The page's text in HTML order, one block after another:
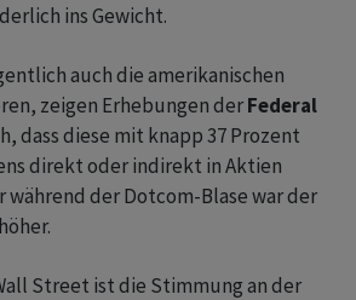
ins Gewicht.
auch die amerikanischen
zeigen Erhebungen derFederal
dass diese mit knapp 37 Prozent
direkt oder indirekt in Aktien
während der Dotcom-Blase war der
Street ist die Stimmung an der